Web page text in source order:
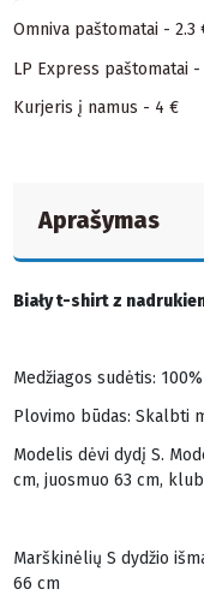
Omniva paštomatai - 2.3
LP Express paštomatai -
Kurjeris į namus - 4 €
Aprašymas
Biały t-shirt z
Medžiagos sudėtis:
Plovimo būdas: Skalbti
Modelis dėvi dydį S.
cm, juosmuo 63 cm,
Marškinėlių S dydžio
66 cm